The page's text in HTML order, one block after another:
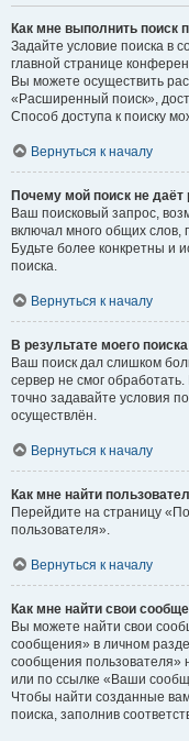
Как мне выполнить
Задайте условие поиска в
главной странице
Вы можете осуществить
«Расширенный поиск»,
Способ доступа к поиску
Вернуться к началу
Почему мой поиск не даёт
Ваш поисковый запрос,
включал много общих слов,
Будьте более конкретны и
поиска.
Вернуться к началу
В результате моего
Ваш поиск дал слишком
сервер не смог
точно задавайте условия
осуществлён.
Вернуться к началу
Как мне найти
Перейдите на страницу
пользователя».
Вернуться к началу
Как мне найти свои
Вы можете найти свои
сообщения» в личном
сообщения пользователя»
или по ссылке «Ваши
Чтобы найти созданные
поиска, заполнив